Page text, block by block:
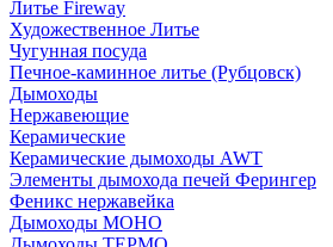
Литье Fireway
Художественное Литье
Чугунная посуда
Печное-каминное литье (Рубцовск)
Дымоходы
Нержавеющие
Керамические
Керамические дымоходы AWT
Элементы дымохода печей Ферингер
Феникс нержавейка
Дымоходы МОНО